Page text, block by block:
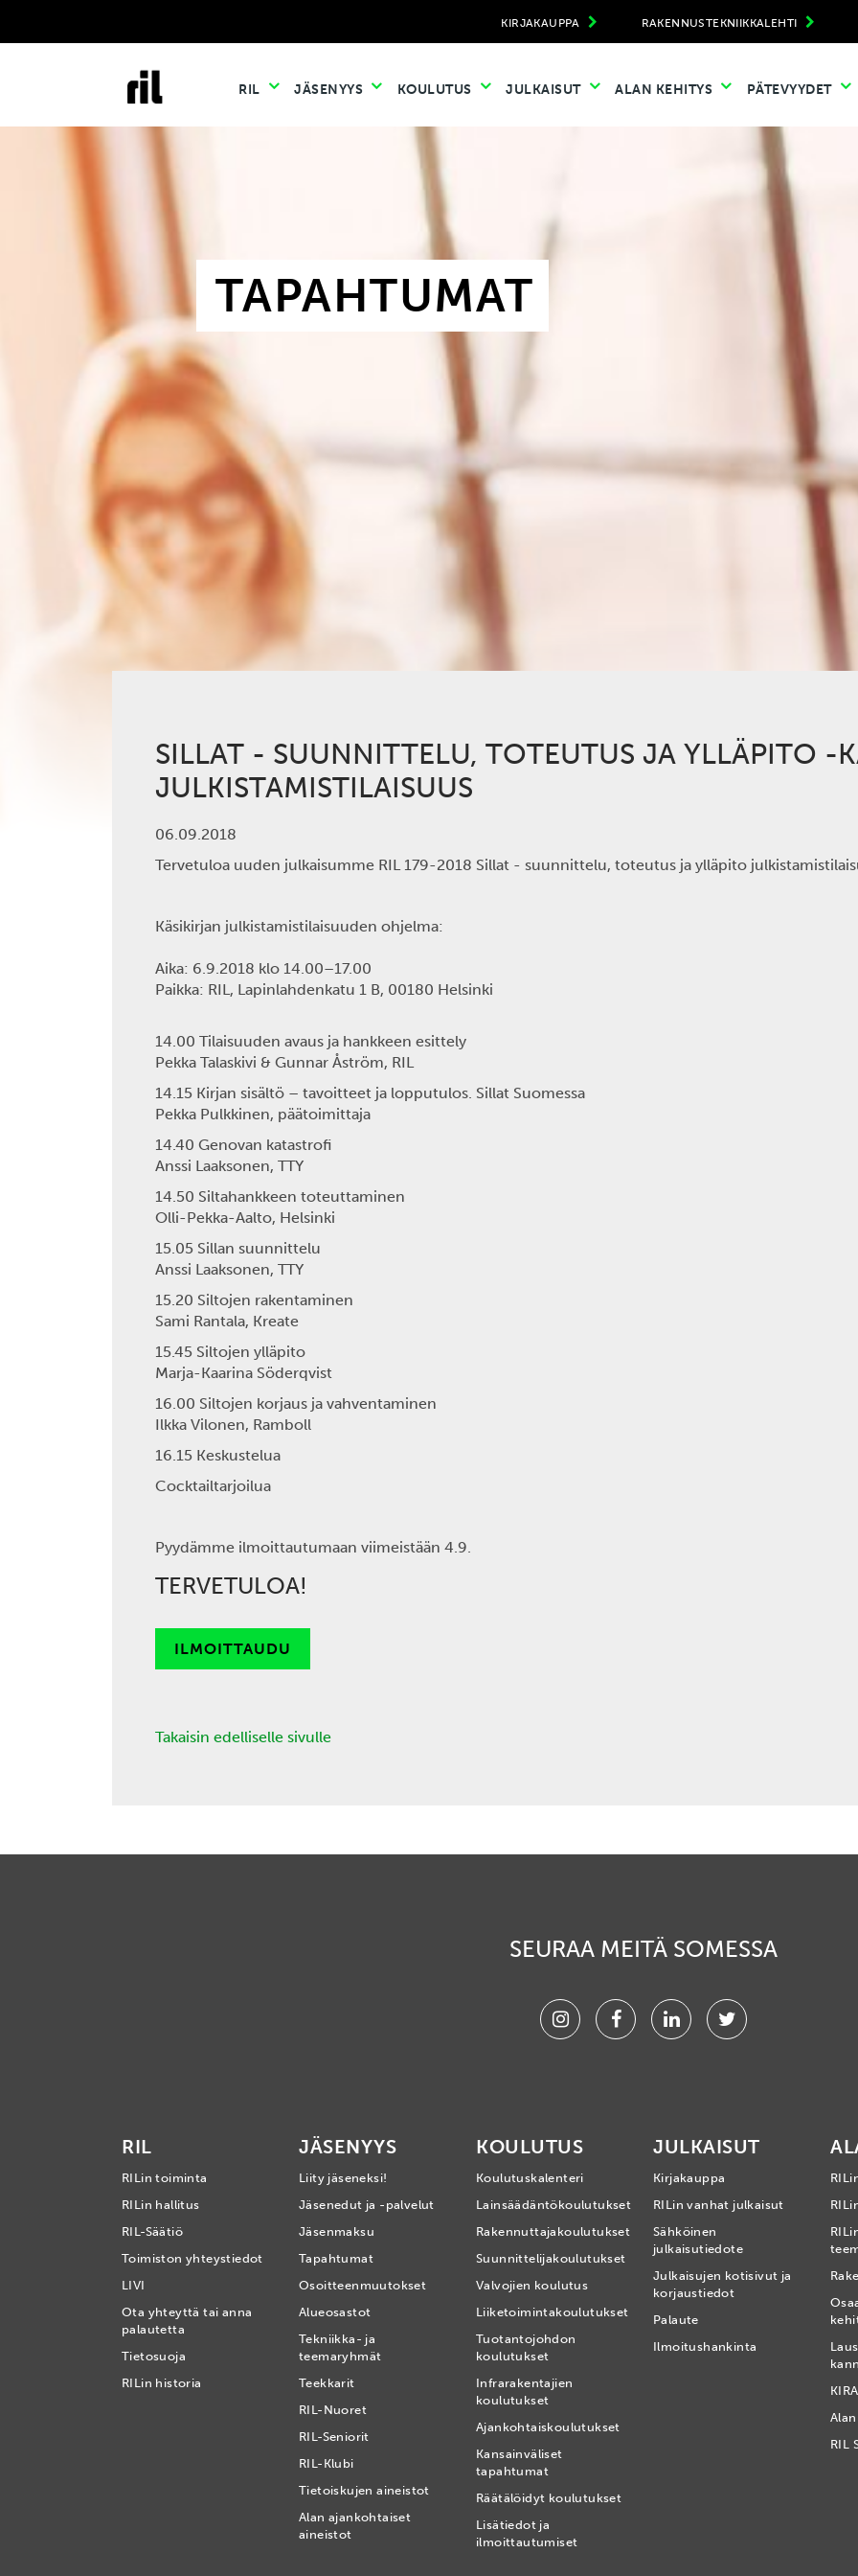
RAKENNUSTEKNIIKKALEHTI
KIRJAKAUPPA
RIL JÄSENYYS KOULUTUS JULKAISUT ALAN KEHITYS PÄTEVYYDET
TAPAHTUMAT
SILLAT - SUUNNITTELU, TOTEUTUS JA YLLÄPITO -
JULKISTAMISTILAISUUS
06.09.2018
Tervetuloa uuden julkaisumme RIL 179-2018 Sillat - suunnittelu, toteutus ja ylläpito
Käsikirjan julkistamistilaisuuden ohjelma:
Aika: 6.9.2018 klo 14.00–17.00
Paikka: RIL, Lapinlahdenkatu 1 B, 00180 Helsinki
14.00 Tilaisuuden avaus ja hankkeen esittely
Pekka Talaskivi & Gunnar Åström, RIL
14.15 Kirjan sisältö – tavoitteet ja lopputulos. Sillat Suomessa
Pekka Pulkkinen, päätoimittaja
14.40 Genovan katastrofi
Anssi Laaksonen, TTY
14.50 Siltahankkeen toteuttaminen
Olli-Pekka-Aalto, Helsinki
15.05 Sillan suunnittelu
Anssi Laaksonen, TTY
15.20 Siltojen rakentaminen
Sami Rantala, Kreate
15.45 Siltojen ylläpito
Marja-Kaarina Söderqvist
16.00 Siltojen korjaus ja vahventaminen
Ilkka Vilonen, Ramboll
16.15 Keskustelua
Cocktailtarjoilua
Pyydämme ilmoittautumaan viimeistään 4.9.
TERVETULOA!
ILMOITTAUDU
Takaisin edelliselle sivulle
SEURAA MEITÄ SOMESSA
InstagramFacebookLinkedinTwitter
RIL
RILin toiminta
RILin hallitus
RIL-Säätiö
Toimiston yhteystiedot
LIVI
Ota yhteyttä tai anna
palautetta
Tietosuoja
RILin historia
JÄSENYYS
Liity jäseneksi!
Jäsenedut ja -palvelut
Jäsenmaksu
Tapahtumat
Osoitteenmuutokset
Alueosastot
Tekniikka- ja
teemaryhmät
Teekkarit
RIL-Nuoret
RIL-Seniorit
RIL-Klubi
Tietoiskujen aineistot
Alan ajankohtaiset
aineistot
KOULUTUS
Koulutuskalenteri
Lainsäädäntökoulutukset
Rakennuttajakoulutukset
Suunnittelijakoulutukset
Valvojien koulutus
Liiketoimintakoulutukset
Tuotantojohdon
koulutukset
Infrarakentajien
koulutukset
Ajankohtaiskoulutukset
Kansainväliset
tapahtumat
Räätälöidyt koulutukset
Lisätiedot ja
ilmoittautumiset
JULKAISUT
Kirjakauppa
RILin vanhat julkaisut
Sähköinen
julkaisutiedote
Julkaisujen kotisivut ja
korjaustiedot
Palaute
Ilmoitushankinta
RIL